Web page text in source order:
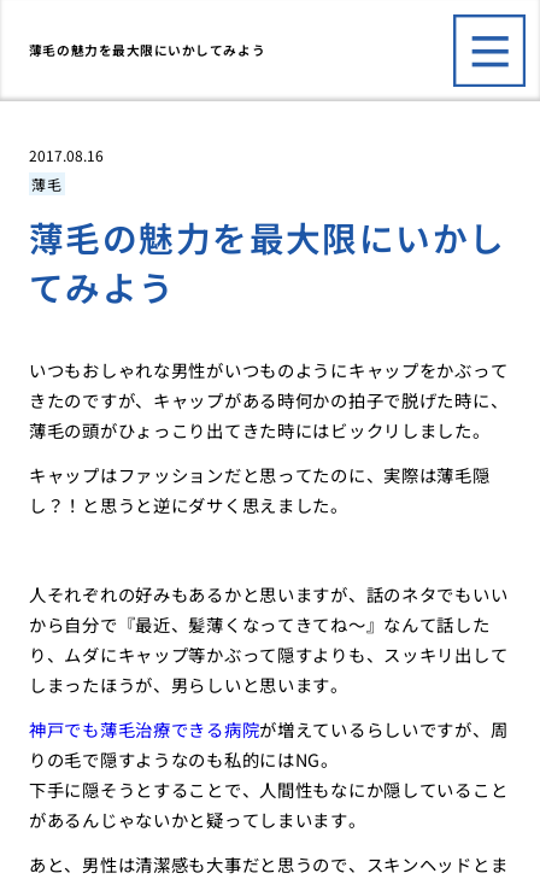
薄毛の魅力を最大限にいかしてみよう
2017.08.16
薄毛
薄毛の魅力を最大限にいかし
てみよう
いつもおしゃれな男性がいつものようにキャップをかぶって
きたのですが、キャップがある時何かの拍子で脱げた時に、
薄毛の頭がひょっこり出てきた時にはビックリしました。
キャップはファッションだと思ってたのに、実際は薄毛隠
し？！と思うと逆にダサく思えました。
人それぞれの好みもあるかと思いますが、話のネタでもいい
から自分で『最近、髪薄くなってきてね〜』なんて話した
り、ムダにキャップ等かぶって隠すよりも、スッキリ出して
しまったほうが、男らしいと思います。
神戸でも薄毛治療できる病院が増えているらしいですが、周
りの毛で隠すようなのも私的にはNG。
下手に隠そうとすることで、人間性もなにか隠していること
があるんじゃないかと疑ってしまいます。
あと、男性は清潔感も大事だと思うので、スキンヘッドとま